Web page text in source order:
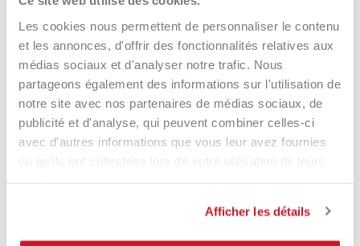
Les cookies nous permettent de personnaliser le contenu
et les annonces, d'offrir des fonctionnalités relatives aux
médias sociaux et d'analyser notre trafic. Nous
partageons également des informations sur l'utilisation de
notre site avec nos partenaires de médias sociaux, de
publicité et d'analyse, qui peuvent combiner celles-ci
avec d'autres informations que vous leur avez fournies
Afficher les détails
-30%